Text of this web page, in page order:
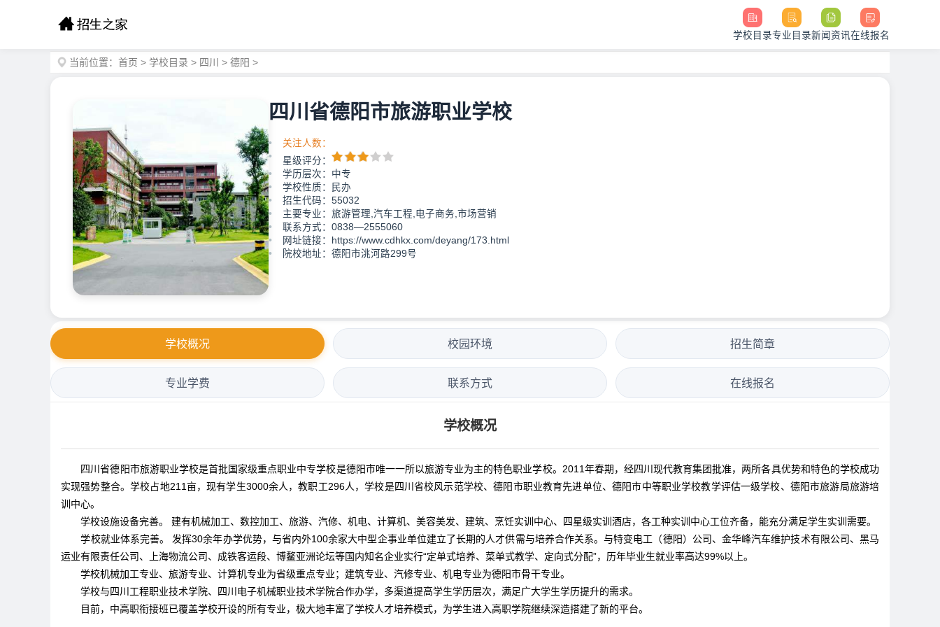
学校目录专业目录新闻资讯在线报名
当前位置： 首页 > 学校目录 > 四川 > 德阳 >
四川省德阳市旅游职业学校
关注人数：
星级评分：
学历层次：中专
学校性质：民办
招生代码：55032
主要专业：旅游管理,汽车工程,电子商务,市场营销
联系方式：0838—2555060
网址链接：https://www.cdhkx.com/deyang/173.html
院校地址：德阳市洮河路299号
学校概况 校园环境 招生简章
专业学费 联系方式 在线报名
学校概况
四川省德阳市旅游职业学校是首批国家级重点职业中专学校是德阳市唯一一所以旅游专业为主的特色职业学校。2011年春期，经四川现代教育集团批准，两所各具优势和特色的学校成功
实现强势整合。学校占地211亩，现有学生3000余人，教职工296人，学校是四川省校风示范学校、德阳市职业教育先进单位、德阳市中等职业学校教学评估一级学校、德阳市旅游局旅游培
训中心。
学校设施设备完善。 建有机械加工、数控加工、旅游、汽修、机电、计算机、美容美发、建筑、烹饪实训中心、四星级实训酒店，各工种实训中心工位齐备，能充分满足学生实训需要。
学校就业体系完善。 发挥30余年办学优势，与省内外100余家大中型企事业单位建立了长期的人才供需与培养合作关系。与特变电工（德阳）公司、金华峰汽车维护技术有限公司、黑马
运业有限责任公司、上海物流公司、成铁客运段、博鳌亚洲论坛等国内知名企业实行“定单式培养、菜单式教学、定向式分配”，历年毕业生就业率高达99%以上。
学校机械加工专业、旅游专业、计算机专业为省级重点专业；建筑专业、汽修专业、机电专业为德阳市骨干专业。
学校与四川工程职业技术学院、四川电子机械职业技术学院合作办学，多渠道提高学生学历层次，满足广大学生学历提升的需求。
目前，中高职衔接班已覆盖学校开设的所有专业，极大地丰富了学校人才培养模式，为学生进入高职学院继续深造搭建了新的平台。